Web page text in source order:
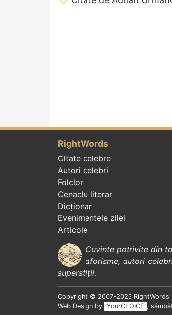
RightWords
Citate celebre
Autori celebri
Folclor
Cenaclu literar
Dicționar
Evenimentele zilei
Articole
Cuvinte potrivite din
aforisme, autori
superstiții.
Copyright © 2007-2026 RightWords
Web Design by
YourCHOICE ,